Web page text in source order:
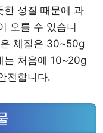
한 성질 때문에 과
오를 수 있습니
체질은 30~50g
는 처음에 10~20g
전합니다.